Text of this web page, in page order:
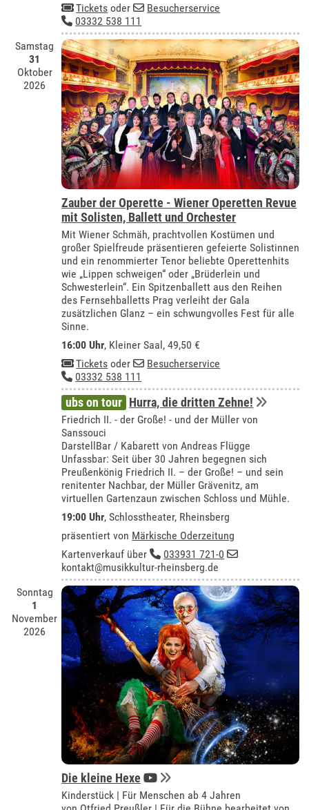
Tickets oder
Besucherservice
03332 538 111
Samstag
31
Oktober
2026
Zauber der Operette - Wiener Operetten Revue
mit Solisten, Ballett und Orchester
Mit Wiener Schmäh, prachtvollen Kostümen und
großer Spielfreude präsentieren gefeierte Solistinnen
und ein renommierter Tenor beliebte Operettenhits
wie „Lippen schweigen“ oder „Brüderlein und
Schwesterlein“. Ein Spitzenballett aus den Reihen
des Fernsehballetts Prag verleiht der Gala
zusätzlichen Glanz – ein schwungvolles Fest für alle
Sinne.
16:00 Uhr, Kleiner Saal, 49,50 €
Tickets oder
Besucherservice
03332 538 111
ubs on tour Hurra, die dritten Zehne!
Friedrich II. - der Große! - und der Müller von
Sanssouci
DarstellBar / Kabarett von Andreas Flügge
Unfassbar: Seit über 30 Jahren begegnen sich
Preußenkönig Friedrich II. – der Große! – und sein
renitenter Nachbar, der Müller Grävenitz, am
virtuellen Gartenzaun zwischen Schloss und Mühle.
19:00 Uhr,Schlosstheater, Rheinsberg
präsentiert von Märkische Oderzeitung
Kartenverkauf über
033931 721-0
kontakt@musikkultur-rheinsberg.de
Sonntag
1
November
2026
Die kleine Hexe
Kinderstück | Für Menschen ab 4 Jahren